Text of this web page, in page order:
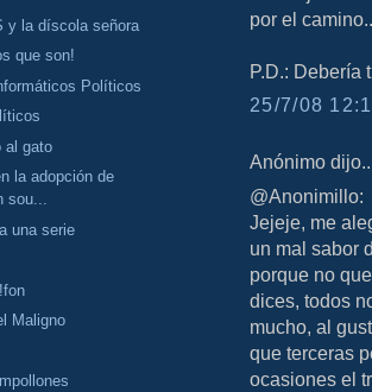
y la díscola señora
que son!
Políticos
al gato
la adopción de
sou...
una serie
Maligno
por el
P.D.: Debería
25/7/08
Anónimo
@Anonimillo:
Jejeje, me
un mal sabor
porque no
dices, todos
mucho, al
que terceras
ocasiones el